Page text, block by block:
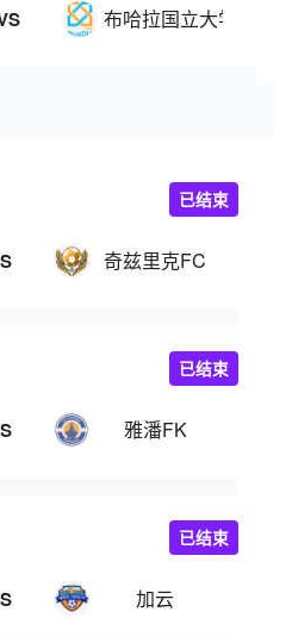
布哈拉国立大学
奇兹里克FC
已结束
雅潘FK
已结束
加云
已结束